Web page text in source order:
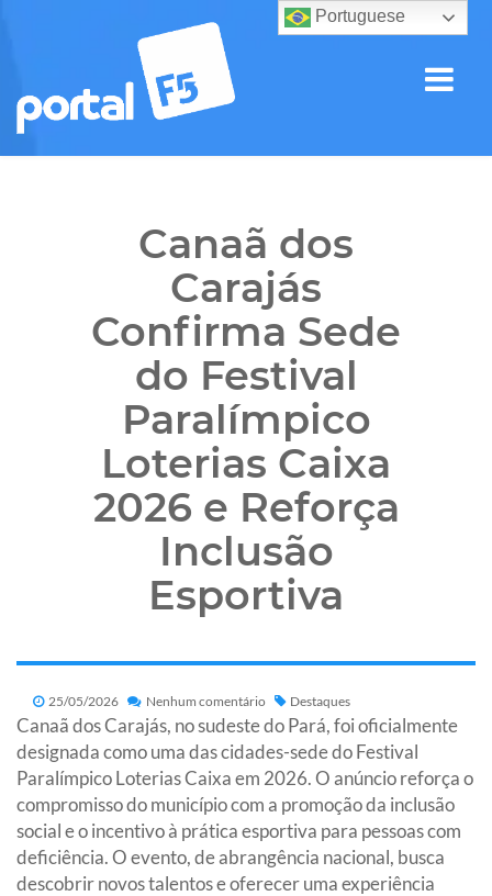
Canaã dos
Carajás
Confirma Sede
do Festival
Paralímpico
Loterias Caixa
2026 e Reforça
Inclusão
Esportiva
25/05/2026 Nenhum comentário Destaques
Canaã dos Carajás, no sudeste do Pará, foi oficialmente
designada como uma das cidades-sede do Festival
Paralímpico Loterias Caixa em 2026. O anúncio reforça o
compromisso do município com a promoção da inclusão
social e o incentivo à prática esportiva para pessoas com
deficiência. O evento, de abrangência nacional, busca
descobrir novos talentos e oferecer uma experiência
Portuguese